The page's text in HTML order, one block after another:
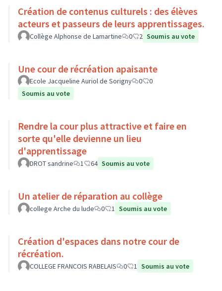
Création de contenus culturels : des élèves
acteurs et passeurs de leurs apprentissages.
Collège Alphonse de Lamartine 0 2 Soumis au vote
Une cour de récréation apaisante
Ecole Jacqueline Auriol de Sorigny 0
0
Soumis au vote
Rendre la cour plus attractive et faire en
sorte qu'elle devienne un lieu
d'apprentissage
DROT sandrine 1 64 Soumis au vote
Un atelier de réparation au collège
college Arche du lude 0 1 Soumis au vote
Création d'espaces dans notre cour de
récréation.
COLLEGE FRANCOIS RABELAIS 0 1 Soumis au vote